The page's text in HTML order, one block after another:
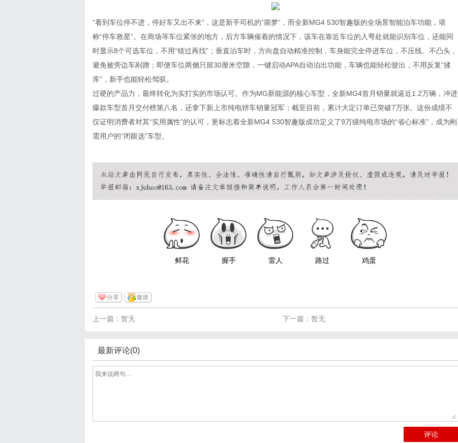
“看到车位停不进，停好车又出不来”，这是新手司机的“噩梦”，而全新MG4 530智趣版的全场景智能泊车功能，堪
称“停车救星”。在商场等车位紧张的地方，后方车辆催着的情况下，该车在靠近车位的入弯处就能识别车位，还能同
时显示8个可选车位，不用“错过再找”；垂直泊车时，方向盘自动精准控制，车身能完全停进车位，不压线、不凸头，
避免被旁边车剐蹭；即便车位两侧只留30厘米空隙，一键启动APA自动泊出功能，车辆也能轻松驶出，不用反复“揉
库”，新手也能轻松驾驭。
过硬的产品力，最终转化为实打实的市场认可。作为MG新能源的核心车型，全新MG4首月销量就逼近1.2万辆，冲进
爆款车型首月交付榜第八名，还拿下新上市纯电轿车销量冠军；截至目前，累计大定订单已突破7万张。这份成绩不
仅证明消费者对其“实用属性”的认可，更标志着全新MG4 530智趣版成功定义了9万级纯电市场的“省心标准”，成为刚
需用户的“闭眼选”车型。
鲜花 握手 雷人 路过 鸡蛋
分享 邀请
下一篇：暂无
上一篇：暂无
最新评论(0)
评论